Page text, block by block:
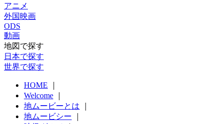
アニメ
外国映画
ODS
動画
地図で探す
日本で探す
世界で探す
HOME
Welcome
地ムービーとは
地ムービシー